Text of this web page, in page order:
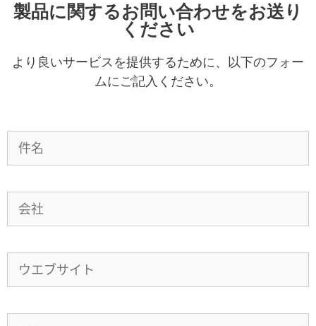
製品に関するお問い合わせをお送り
ください
より良いサービスを提供するために、以下のフォー
ムにご記入ください。